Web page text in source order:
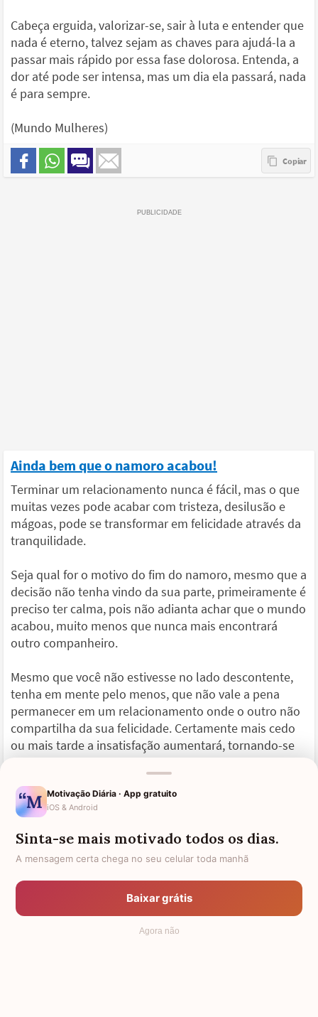
Cabeça erguida, valorizar-se, sair à luta e entender que
nada é eterno, talvez sejam as chaves para ajudá-la a
passar mais rápido por essa fase dolorosa. Entenda, a
dor até pode ser intensa, mas um dia ela passará, nada
é para sempre.
(Mundo Mulheres)
Ainda bem que o namoro acabou!
Terminar um relacionamento nunca é fácil, mas o que
muitas vezes pode acabar com tristeza, desilusão e
mágoas, pode se transformar em felicidade através da
tranquilidade.
Seja qual for o motivo do fim do namoro, mesmo que a
decisão não tenha vindo da sua parte, primeiramente é
preciso ter calma, pois não adianta achar que o mundo
acabou, muito menos que nunca mais encontrará
outro companheiro.
Mesmo que você não estivesse no lado descontente,
tenha em mente pelo menos, que não vale a pena
permanecer em um relacionamento onde o outro não
compartilha da sua felicidade. Certamente mais cedo
ou mais tarde a insatisfação aumentará, tornando-se
muito mais aparente.
Portanto, siga em frente, aprenda com todos os erros
acontecidos no passado e faça o possível para não os
voltar a cometer. Pense no alívio em não forçar um
relacionamento que no futuro provavelmente não
seria feliz.
Lembre-se que com o término do namoro você está
livre para continuar buscando um relacionamento feliz,
onde também haja amizade.
Motivação Diária · App gratuito
iOS & Android
Sinta-se mais motivado todos os dias.
A mensagem certa chega no seu celular toda manhã
Baixar grátis
Agora não